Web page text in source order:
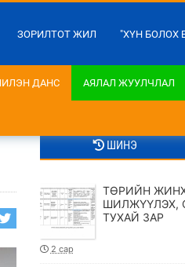
ЗОРИЛТОТ ЖИЛ "ХҮН БОЛОХ
ДАНС АЯЛАЛ ЖУУЛЧЛАЛ
ШИНЭ
ТӨРИЙН
ШИЛЖҮҮЛЭХ,
ТУХАЙ ЗАР
2 сар